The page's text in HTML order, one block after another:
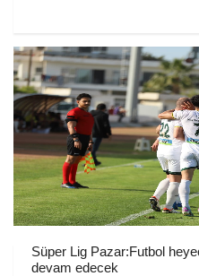
Süper Lig Pazar:Futbol
devam edecek